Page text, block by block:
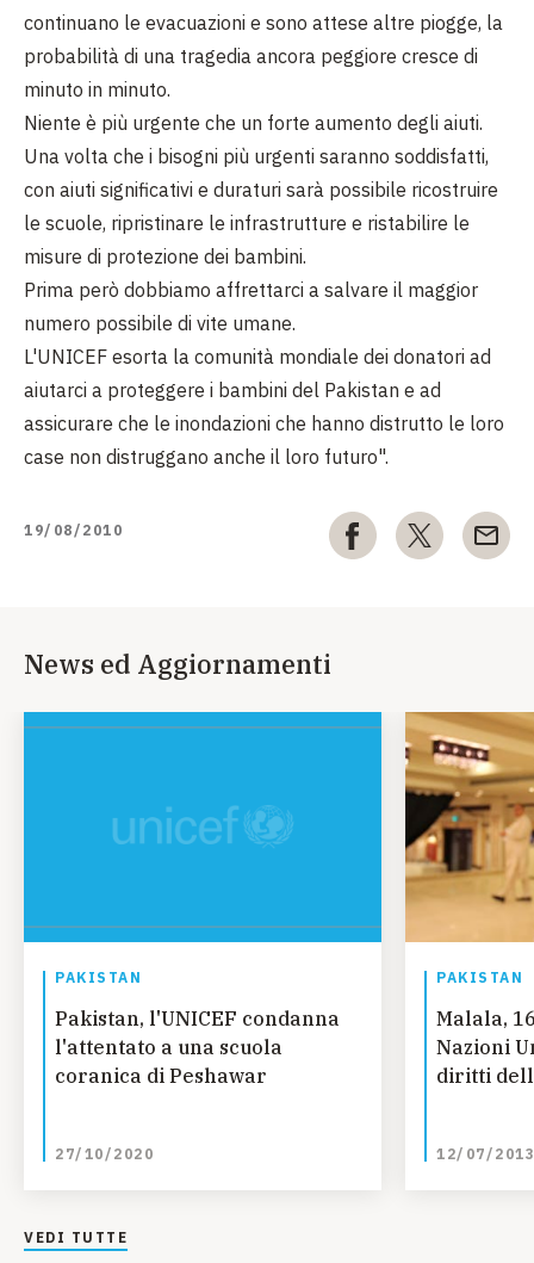
continuano le evacuazioni e sono attese altre piogge, la
probabilità di una tragedia ancora peggiore cresce di
minuto in minuto.
Niente è più urgente che un forte aumento degli aiuti.
Una volta che i bisogni più urgenti saranno soddisfatti,
con aiuti significativi e duraturi sarà possibile ricostruire
le scuole, ripristinare le infrastrutture e ristabilire le
misure di protezione dei bambini.
Prima però dobbiamo affrettarci a salvare il maggior
numero possibile di vite umane.
L'UNICEF esorta la comunità mondiale dei donatori ad
aiutarci a proteggere i bambini del Pakistan e ad
assicurare che le inondazioni che hanno distrutto le loro
case non distruggano anche il loro futuro".
19/08/2010
News ed Aggiornamenti
PAKISTAN
Pakistan, l'UNICEF condanna
l'attentato a una scuola
coranica di Peshawar
27/10/2020
PAKISTAN
Malala,
Nazioni
diritti
12/07/2013
VEDI TUTTE